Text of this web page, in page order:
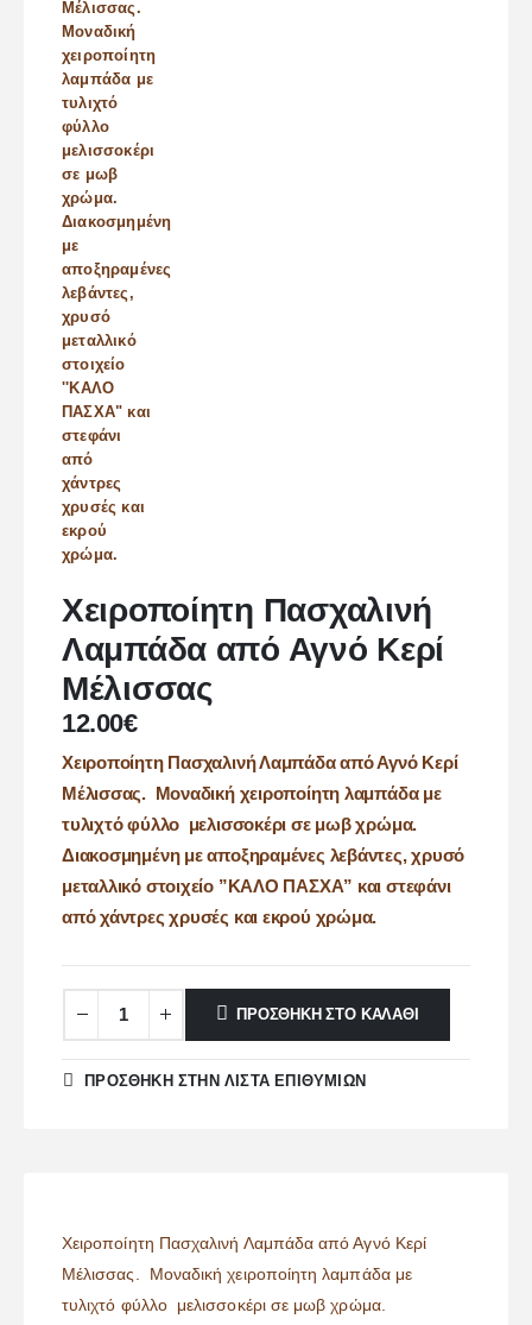
Χειροποίητη Πασχαλινή
Λαμπάδα από Αγνό Κερί
Μέλισσας
12.00€
Χειροποίητη Πασχαλινή Λαμπάδα από Αγνό Κερί
Μέλισσας. Μοναδική χειροποίητη λαμπάδα με
τυλιχτό φύλλο μελισσοκέρι σε μωβ χρώμα.
Διακοσμημένη με αποξηραμένες λεβάντες, χρυσό
μεταλλικό στοιχείο ”ΚΑΛΟ ΠΑΣΧΑ” και στεφάνι
από χάντρες χρυσές και εκρού χρώμα.
ΠΡΟΣΘΉΚΗ ΣΤΟ ΚΑΛΆΘΙ
ΠΡΌΣΘΉΚΗ ΣΤΗΝ ΛΊΣΤΑ ΕΠΙΘΥΜΙΏΝ
Χειροποίητη Πασχαλινή Λαμπάδα από Αγνό Κερί
Μέλισσας. Μοναδική χειροποίητη λαμπάδα με
τυλιχτό φύλλο μελισσοκέρι σε μωβ χρώμα.